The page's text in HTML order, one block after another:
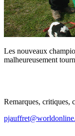
Les nouveaux
malheureusement
Remarques, critiques,